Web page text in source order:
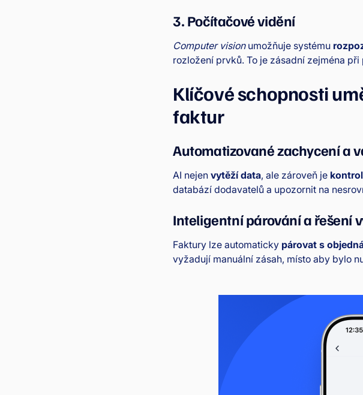
3. Počítačové vidění
Computer visionumožňuje systému
rozložení prvků. To je zásadní zejména
Klíčové schopnosti
faktur
Automatizované zachycení a
AI nejen vytěží data, ale zároveň je
databází dodavatelů a upozornit na
Inteligentní párování a řešení
Faktury lze automaticky párovat s
vyžadují manuální zásah, místo aby bylo